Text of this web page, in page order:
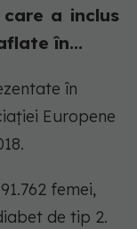
a inclus
în...
în
Europene
femei,
de tip 2.